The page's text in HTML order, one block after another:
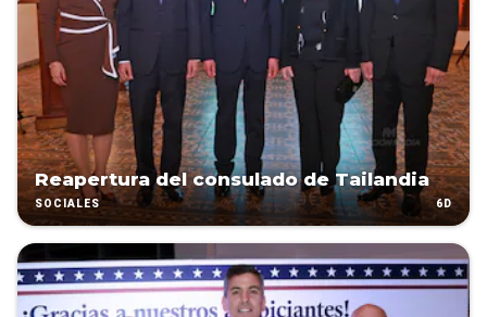
Reapertura del consulado de Tailandia
SOCIALES 6D